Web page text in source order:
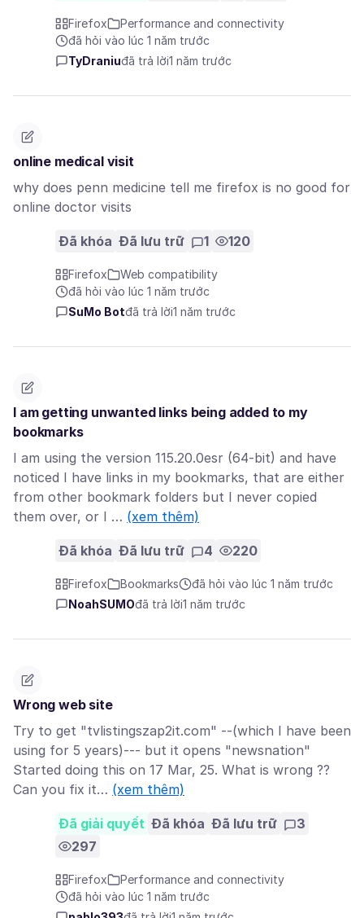
Firefox
Performance and connectivity
đã hỏi vào lúc 1 năm trước
TyDraniuđã trả lời1 năm trước
online medical visit
why does penn medicine tell me firefox is no good for
online doctor visits
Đã khóa Đã lưu trữ 1 120
Firefox
Web compatibility
đã hỏi vào lúc 1 năm trước
SuMo Botđã trả lời1 năm trước
I am getting unwanted links being added to my
bookmarks
I am using the version 115.20.0esr (64-bit) and have
noticed I have links in my bookmarks, that are either
from other bookmark folders but I never copied
them over, or I … (xem thêm)
Đã khóa Đã lưu trữ 4 220
Firefox Bookmarks
đã hỏi vào lúc 1 năm trước
NoahSUMOđã trả lời1 năm trước
Wrong web site
Try to get "tvlistingszap2it.com" --(which I have been
using for 5 years)--- but it opens "newsnation"
Started doing this on 17 Mar, 25. What is wrong ??
Can you fix it… (xem thêm)
Đã giải quyết Đã khóa Đã lưu trữ
3
297
Firefox
Performance and connectivity
đã hỏi vào lúc 1 năm trước